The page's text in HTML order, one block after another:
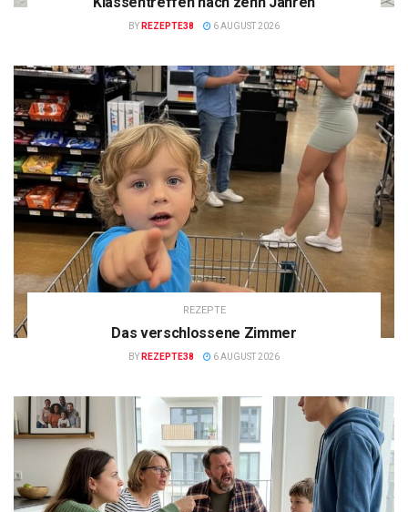
BY REZEPTE38 6 AUGUST 2026
REZEPTE
Das verschlossene Zimmer
BY REZEPTE38 6 AUGUST 2026